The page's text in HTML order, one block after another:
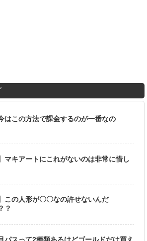
はこの方法で課金するのが一番なの
マキアートにこれがないのは非常に惜し
この人形が〇〇なの許せないんだ
？